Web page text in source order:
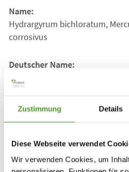
Zustimmung Details
Diese Webseite verwendet
Wir verwenden Cookies, um
Name:
Hydrargyrum bichloratum,
corrosivus
Deutscher Name:
Quecksilberchlorid
Vorkommen:
für das homöopathische
sublimatus corrosivus und ist
wurde schon früh in der